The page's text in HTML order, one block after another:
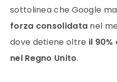
sottolinea che Google
forza consolidata nel
dove detiene oltre il
nel Regno Unito.